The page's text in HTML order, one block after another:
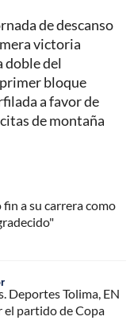
de descanso
victoria
doble del
bloque
a favor de
de montaña
a su carrera como
Deportes Tolima, EN
el partido de Copa